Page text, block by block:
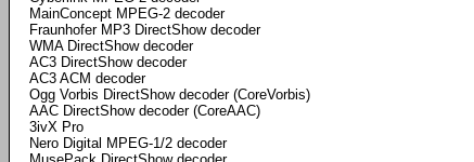
MainConcept MPEG-2 decoder
Fraunhofer MP3 DirectShow decoder
WMA DirectShow decoder
AC3 DirectShow decoder
AC3 ACM decoder
Ogg Vorbis DirectShow decoder (CoreVorbis)
AAC DirectShow decoder (CoreAAC)
3ivX Pro
Nero Digital MPEG-1/2 decoder